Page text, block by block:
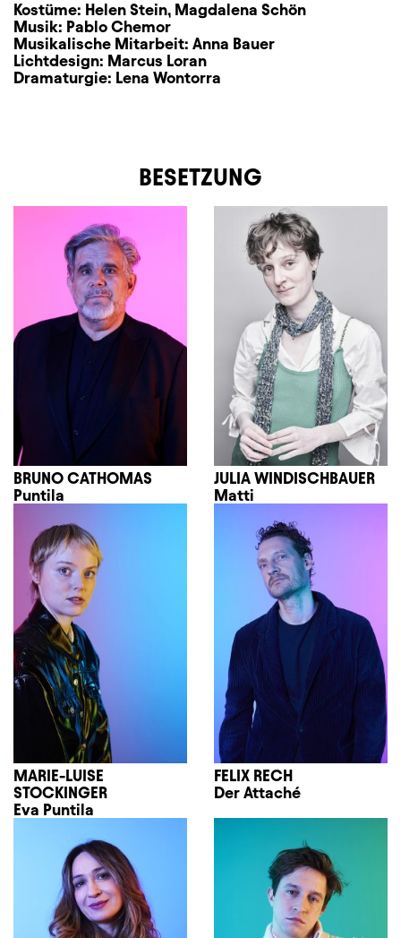
Kostüme: Helen Stein, Magdalena Schön
Musik: Pablo Chemor
Musikalische Mitarbeit: Anna Bauer
Lichtdesign: Marcus Loran
Dramaturgie: Lena Wontorra
BESETZUNG
BRUNO CATHOMAS
Puntila
JULIA WINDISCHBAUER
Matti
MARIE-LUISE
STOCKINGER
Eva Puntila
FELIX RECH
Der Attaché